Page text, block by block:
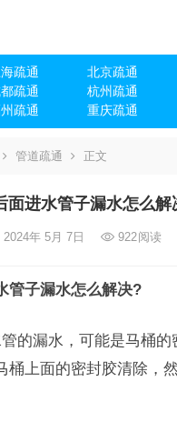
海疏通 北京疏通
疏通 杭州疏通
疏通 重庆疏通
管道疏通 正文
面进水管子漏水怎么解
年 5月 7日 922阅读
管子漏水怎么解决?
的漏水，可能是马桶的
桶上面的密封胶清除，